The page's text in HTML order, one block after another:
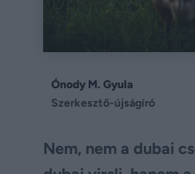
Ónody M. Gyula
Szerkesztő-újságíró
Nem, nem a dubai